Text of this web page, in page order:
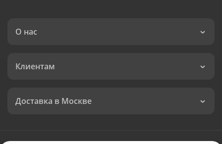
О нас
Клиентам
Доставка в Москве